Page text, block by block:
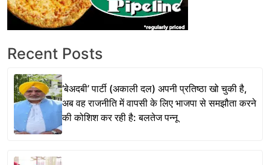
Recent Posts
‘बेअदबी’ पार्टी (अकाली दल) अपनी प्रतिष्ठा खो चुकी है,
अब वह राजनीति में वापसी के लिए भाजपा से समझौता करने
की कोशिश कर रही है: बलतेज पन्नू